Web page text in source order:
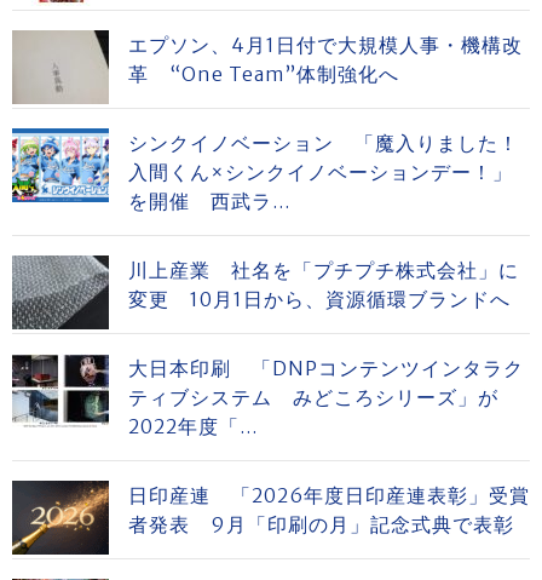
エプソン、4月1日付で大規模人事・機構改
革 “One Team”体制強化へ
シンクイノベーション 「魔入りました！
入間くん×シンクイノベーションデー！」
を開催 西武ラ...
川上産業 社名を「プチプチ株式会社」に
変更 10月1日から、資源循環ブランドへ
大日本印刷 「DNPコンテンツインタラク
ティブシステム みどころシリーズ」が
2022年度「...
日印産連 「2026年度日印産連表彰」受賞
者発表 9月「印刷の月」記念式典で表彰